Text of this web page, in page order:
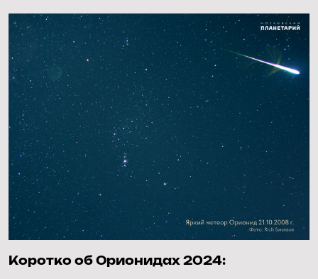
Коротко об Орионидах 2024: